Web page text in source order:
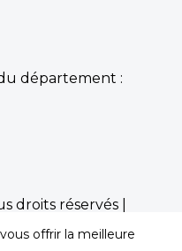
département :
droits réservés |
offrir la meilleure